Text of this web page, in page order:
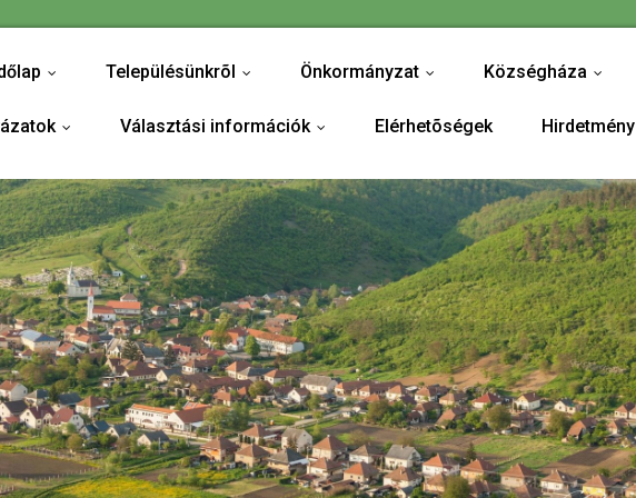
Településünkrõl Önkormányzat Községháza
Választási információk Elérhetõségek Hirdetmény